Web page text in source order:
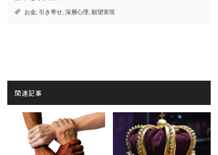
お金 引き寄せ 深層心理 願望実現
関連記事